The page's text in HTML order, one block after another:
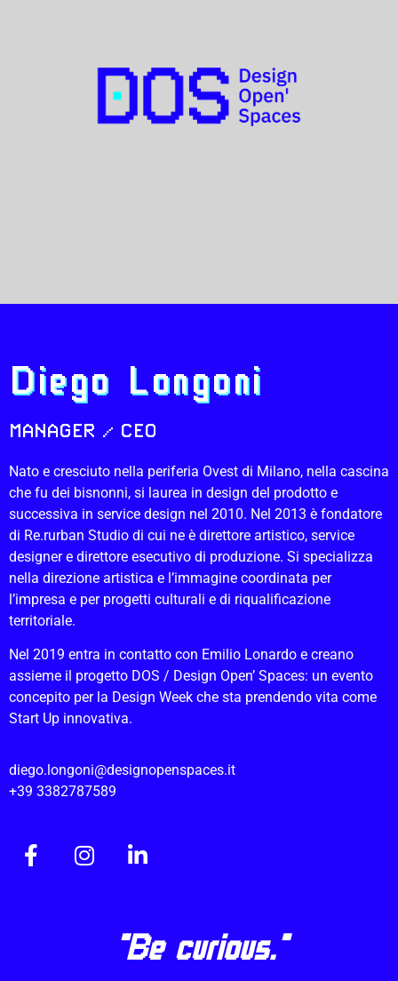
Diego Longoni
MANAGER / CEO
Nato e cresciuto nella periferia Ovest di Milano, nella cascina
che fu dei bisnonni, si laurea in design del prodotto e
successiva in service design nel 2010. Nel 2013 è fondatore
di Re.rurban Studio di cui ne è direttore artistico, service
designer e direttore esecutivo di produzione. Si specializza
nella direzione artistica e l’immagine coordinata per
l’impresa e per progetti culturali e di riqualificazione
territoriale.
Nel 2019 entra in contatto con Emilio Lonardo e creano
assieme il progetto DOS / Design Open’ Spaces: un evento
concepito per la Design Week che sta prendendo vita come
Start Up innovativa.
diego.longoni@designopenspaces.it
+39 3382787589
"Be curious."